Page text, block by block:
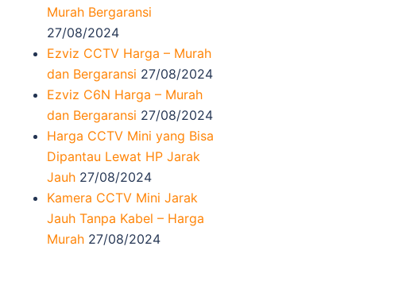
Murah Bergaransi
27/08/2024
Ezviz CCTV Harga – Murah
dan Bergaransi 27/08/2024
Ezviz C6N Harga – Murah
dan Bergaransi 27/08/2024
Harga CCTV Mini yang Bisa
Dipantau Lewat HP Jarak
Jauh 27/08/2024
Kamera CCTV Mini Jarak
Jauh Tanpa Kabel – Harga
Murah 27/08/2024